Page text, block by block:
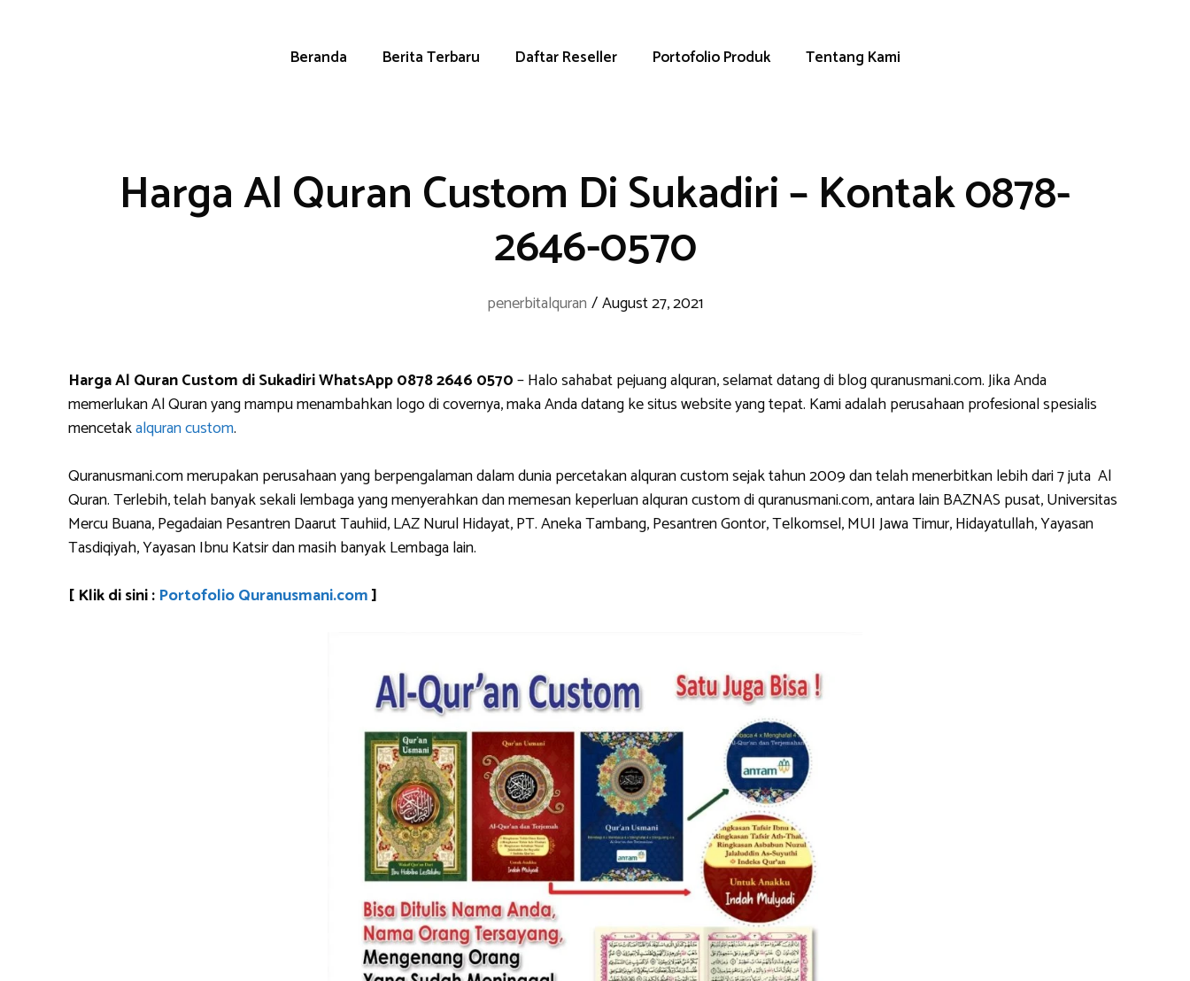
Beranda Berita Terbaru Daftar Reseller Portofolio Produk Tentang Kami
Harga Al Quran Custom Di Sukadiri – Kontak 0878-
2646-0570
penerbitalquran /August 27, 2021
Harga Al Quran Custom di Sukadiri WhatsApp 0878 2646 0570– Halo sahabat pejuang alquran, selamat datang di blog quranusmani.com. Jika Anda
memerlukan Al Quran yang mampu menambahkan logo di covernya, maka Anda datang ke situs website yang tepat. Kami adalah perusahaan profesional spesialis
mencetakalquran custom.
Quranusmani.com merupakan perusahaan yang berpengalaman dalam dunia percetakan alquran custom sejak tahun 2009 dan telah menerbitkan lebih dari 7 juta Al
Quran. Terlebih, telah banyak sekali lembaga yang menyerahkan dan memesan keperluan alquran custom di quranusmani.com, antara lain BAZNAS pusat, Universitas
Mercu Buana, Pegadaian Pesantren Daarut Tauhiid, LAZ Nurul Hidayat, PT. Aneka Tambang, Pesantren Gontor, Telkomsel, MUI Jawa Timur, Hidayatullah, Yayasan
Tasdiqiyah, Yayasan Ibnu Katsir dan masih banyak Lembaga lain.
[ Klik di sini : Portofolio Quranusmani.com]